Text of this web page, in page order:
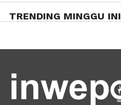
TRENDING MINGGU INI